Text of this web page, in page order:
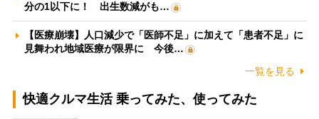
分の1以下に！ 出生数減がも…
【医療崩壊】人口減少で「医師不足」に加えて「患者不足」に
見舞われ地域医療が限界に 今後…
一覧を見る
快適クルマ生活 乗ってみた、使ってみた